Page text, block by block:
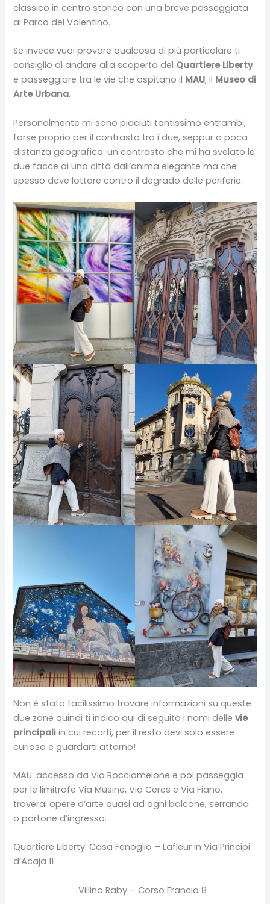
classico in centro storico con una breve passeggiata
al Parco del Valentino.
Se invece vuoi provare qualcosa di più particolare ti
consiglio di andare alla scoperta del Quartiere Liberty
e passeggiare tra le vie che ospitano il MAU, il Museo di
Arte Urbana.
Personalmente mi sono piaciuti tantissimo entrambi,
forse proprio per il contrasto tra i due, seppur a poca
distanza geografica: un contrasto che mi ha svelato le
due facce di una città dall’anima elegante ma che
spesso deve lottare contro il degrado delle periferie.
Non è stato facilissimo trovare informazioni su queste
due zone quindi ti indico qui di seguito i nomi dellevie
principali in cui recarti, per il resto devi solo essere
curioso e guardarti attorno!
MAU: accesso da Via Rocciamelone e poi passeggia
per le limitrofe Via Musine, Via Ceres e Via Fiano,
troverai opere d’arte quasi ad ogni balcone, serranda
o portone d’ingresso.
Quartiere Liberty: Casa Fenoglio – Lafleur in Via Principi
d’Acaja 11
Villino Raby – Corso Francia 8